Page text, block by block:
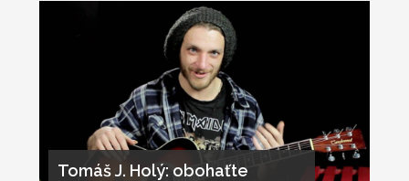
Tomáš J. Holý: obohaťte